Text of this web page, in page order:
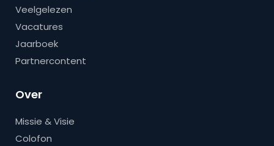
Veelgelezen
Vacatures
Jaarboek
Partnercontent
Over
Missie & Visie
Colofon